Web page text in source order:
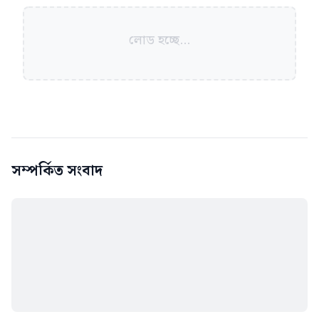
লোড হচ্ছে...
সম্পর্কিত সংবাদ